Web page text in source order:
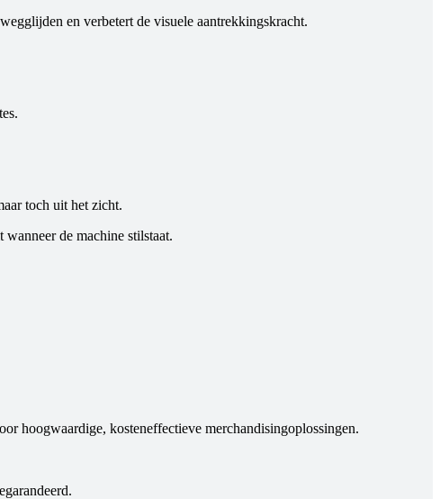
en verbetert de visuele aantrekkingskracht.
toch uit het zicht.
de machine stilstaat.
hoogwaardige, kosteneffectieve merchandisingoplossingen.